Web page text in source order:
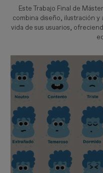
Este Trabajo Final de
combina diseño, ilustración y
vida de sus usuarios,